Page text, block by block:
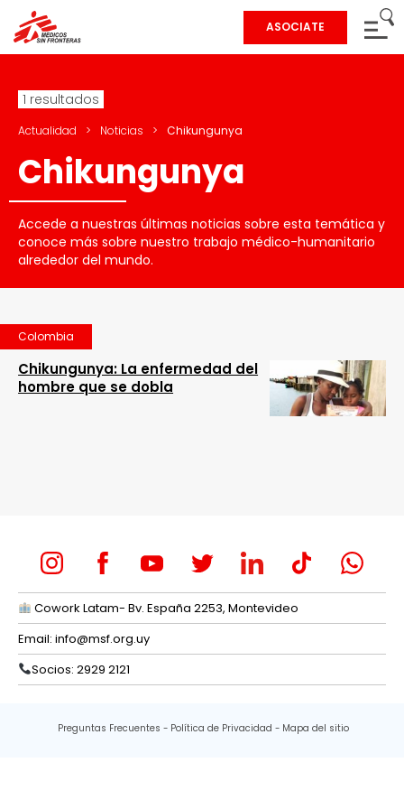
ASOCIATE
1 resultados
Actualidad > Noticias > Chikungunya
Chikungunya
Accede a nuestras últimas noticias sobre esta temática y
conoce más sobre nuestro trabajo médico-humanitario
alrededor del mundo.
Colombia
Chikungunya: La enfermedad del
hombre que se dobla
Cowork Latam- Bv. España 2253, Montevideo
Email: info@msf.org.uy
Socios: 2929 2121
Preguntas Frecuentes Política de Privacidad Mapa del sitio